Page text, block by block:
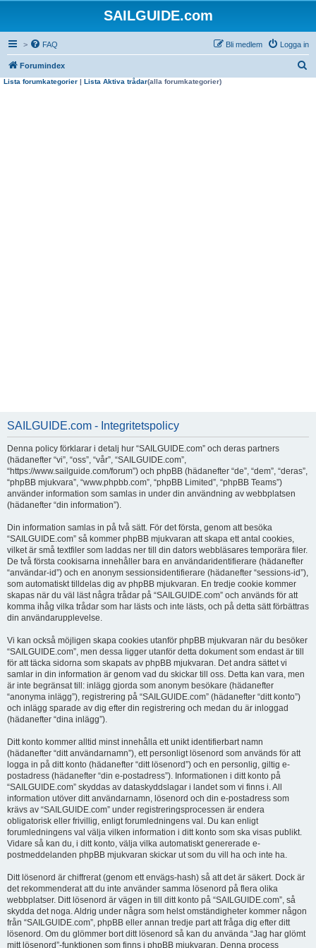
SAILGUIDE.com
> FAQ Logga in
Bli medlem
Forumindex
Lista forumkategorier | Lista Aktiva trådar(alla forumkategorier)
SAILGUIDE.com - Integritetspolicy
Denna policy förklarar i detalj hur “SAILGUIDE.com” och deras partners
(hädanefter “vi”, “oss”, “vår”, “SAILGUIDE.com”,
“https://www.sailguide.com/forum”) och phpBB (hädanefter “de”, “dem”, “deras”,
“phpBB mjukvara”, “www.phpbb.com”, “phpBB Limited”, “phpBB Teams”)
använder information som samlas in under din användning av webbplatsen
(hädanefter “din information”).
Din information samlas in på två sätt. För det första, genom att besöka
“SAILGUIDE.com” så kommer phpBB mjukvaran att skapa ett antal cookies,
vilket är små textfiler som laddas ner till din dators webbläsares temporära filer.
De två första cookisarna innehåller bara en användaridentifierare (hädanefter
“användar-id”) och en anonym sessionsidentifierare (hädanefter “sessions-id”),
som automatiskt tilldelas dig av phpBB mjukvaran. En tredje cookie kommer
skapas när du väl läst några trådar på “SAILGUIDE.com” och används för att
komma ihåg vilka trådar som har lästs och inte lästs, och på detta sätt förbättras
din användarupplevelse.
Vi kan också möjligen skapa cookies utanför phpBB mjukvaran när du besöker
“SAILGUIDE.com”, men dessa ligger utanför detta dokument som endast är till
för att täcka sidorna som skapats av phpBB mjukvaran. Det andra sättet vi
samlar in din information är genom vad du skickar till oss. Detta kan vara, men
är inte begränsat till: inlägg gjorda som anonym besökare (hädanefter
“anonyma inlägg”), registrering på “SAILGUIDE.com” (hädanefter “ditt konto”)
och inlägg sparade av dig efter din registrering och medan du är inloggad
(hädanefter “dina inlägg”).
Ditt konto kommer alltid minst innehålla ett unikt identifierbart namn
(hädanefter “ditt användarnamn”), ett personligt lösenord som används för att
logga in på ditt konto (hädanefter “ditt lösenord”) och en personlig, giltig e-
postadress (hädanefter “din e-postadress”). Informationen i ditt konto på
“SAILGUIDE.com” skyddas av dataskyddslagar i landet som vi finns i. All
information utöver ditt användarnamn, lösenord och din e-postadress som
krävs av “SAILGUIDE.com” under registreringsprocessen är endera
obligatorisk eller frivillig, enligt forumledningens val. Du kan enligt
forumledningens val välja vilken information i ditt konto som ska visas publikt.
Vidare så kan du, i ditt konto, välja vilka automatiskt genererade e-
postmeddelanden phpBB mjukvaran skickar ut som du vill ha och inte ha.
Ditt lösenord är chiffrerat (genom ett envägs-hash) så att det är säkert. Dock är
det rekommenderat att du inte använder samma lösenord på flera olika
webbplatser. Ditt lösenord är vägen in till ditt konto på “SAILGUIDE.com”, så
skydda det noga. Aldrig under några som helst omständigheter kommer någon
från “SAILGUIDE.com”, phpBB eller annan tredje part att fråga dig efter ditt
lösenord. Om du glömmer bort ditt lösenord så kan du använda “Jag har glömt
mitt lösenord”-funktionen som finns i phpBB mjukvaran. Denna process